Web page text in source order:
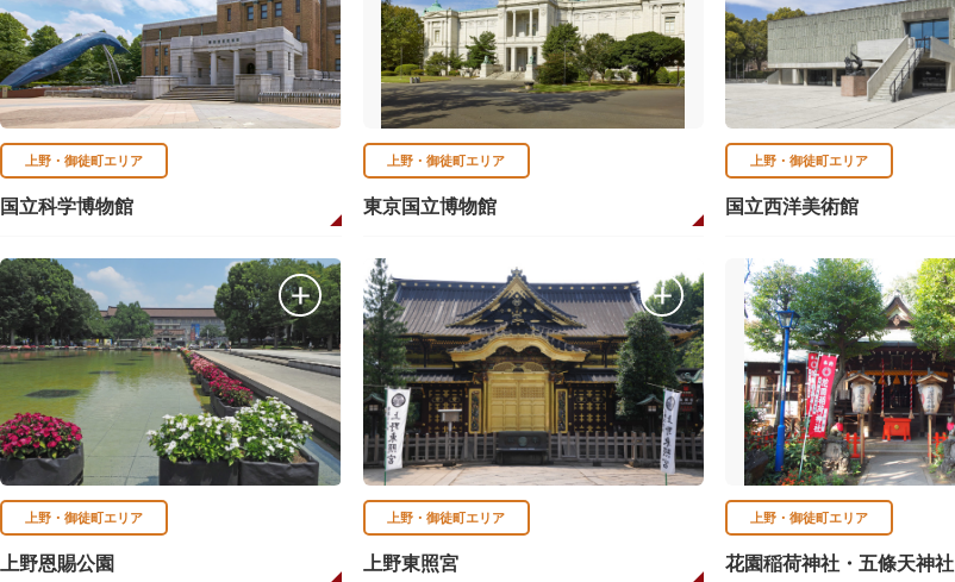
上野・御徒町エリア
国立科学博物館
上野・御徒町エリア
東京国立博物館
上野・御徒町エリア
国立西洋美術館
上野・御徒町エリア
上野恩賜公園
上野・御徒町エリア
上野東照宮
上野・御徒町エリア
花園稲荷神社・五條天神社